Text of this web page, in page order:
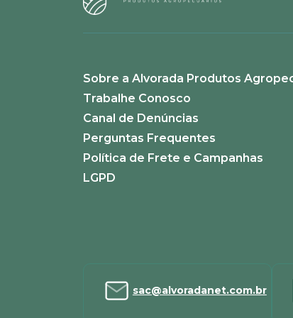
ENVIAR AVALIAÇÃO
Sobre a Alvorada Produtos
Trabalhe Conosco
Canal de Denúncias
Perguntas Frequentes
Política de Frete e Campanhas
LGPD
sac@alvoradanet.com.br